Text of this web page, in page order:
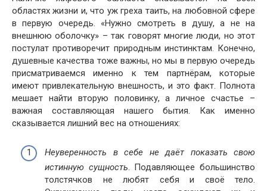
областях жизни и, что уж греха таить, на любовной сфере
в первую очередь. «Нужно смотреть в душу, а не на
внешнюю оболочку» – так говорят многие люди, но этот
постулат противоречит природным инстинктам. Конечно,
душевные качества тоже важны, но мы в первую очередь
присматриваемся именно к тем партнёрам, которые
имеют привлекательную внешность, и это факт. Полнота
мешает найти вторую половинку, а личное счастье –
важная составляющая нашего бытия. Как именно
сказывается лишний вес на отношениях:
Неуверенность в себе не даёт показать свою
истинную сущность. Подавляющее большинство
толстячков не любят себя и своё тело.